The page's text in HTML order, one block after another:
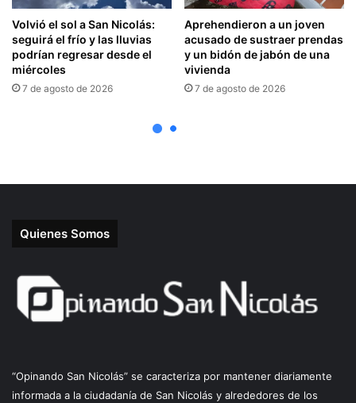
Quienes Somos
“Opinando San Nicolás” se caracteriza por mantener diariamente
informada a la ciudadanía de San Nicolás y alrededores de los